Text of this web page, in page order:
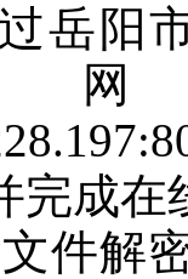
岳阳
完成在
件解